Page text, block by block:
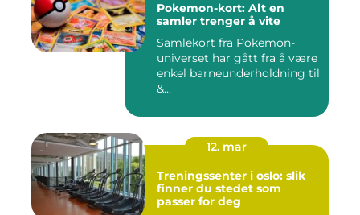
Pokemon-kort: Alt en
samler trenger å vite
Samlekort fra Pokemon-
universet har gått fra å være
enkel barneunderholdning til
&...
12. mar
Treningssenter i oslo: slik
finner du stedet som
passer for deg